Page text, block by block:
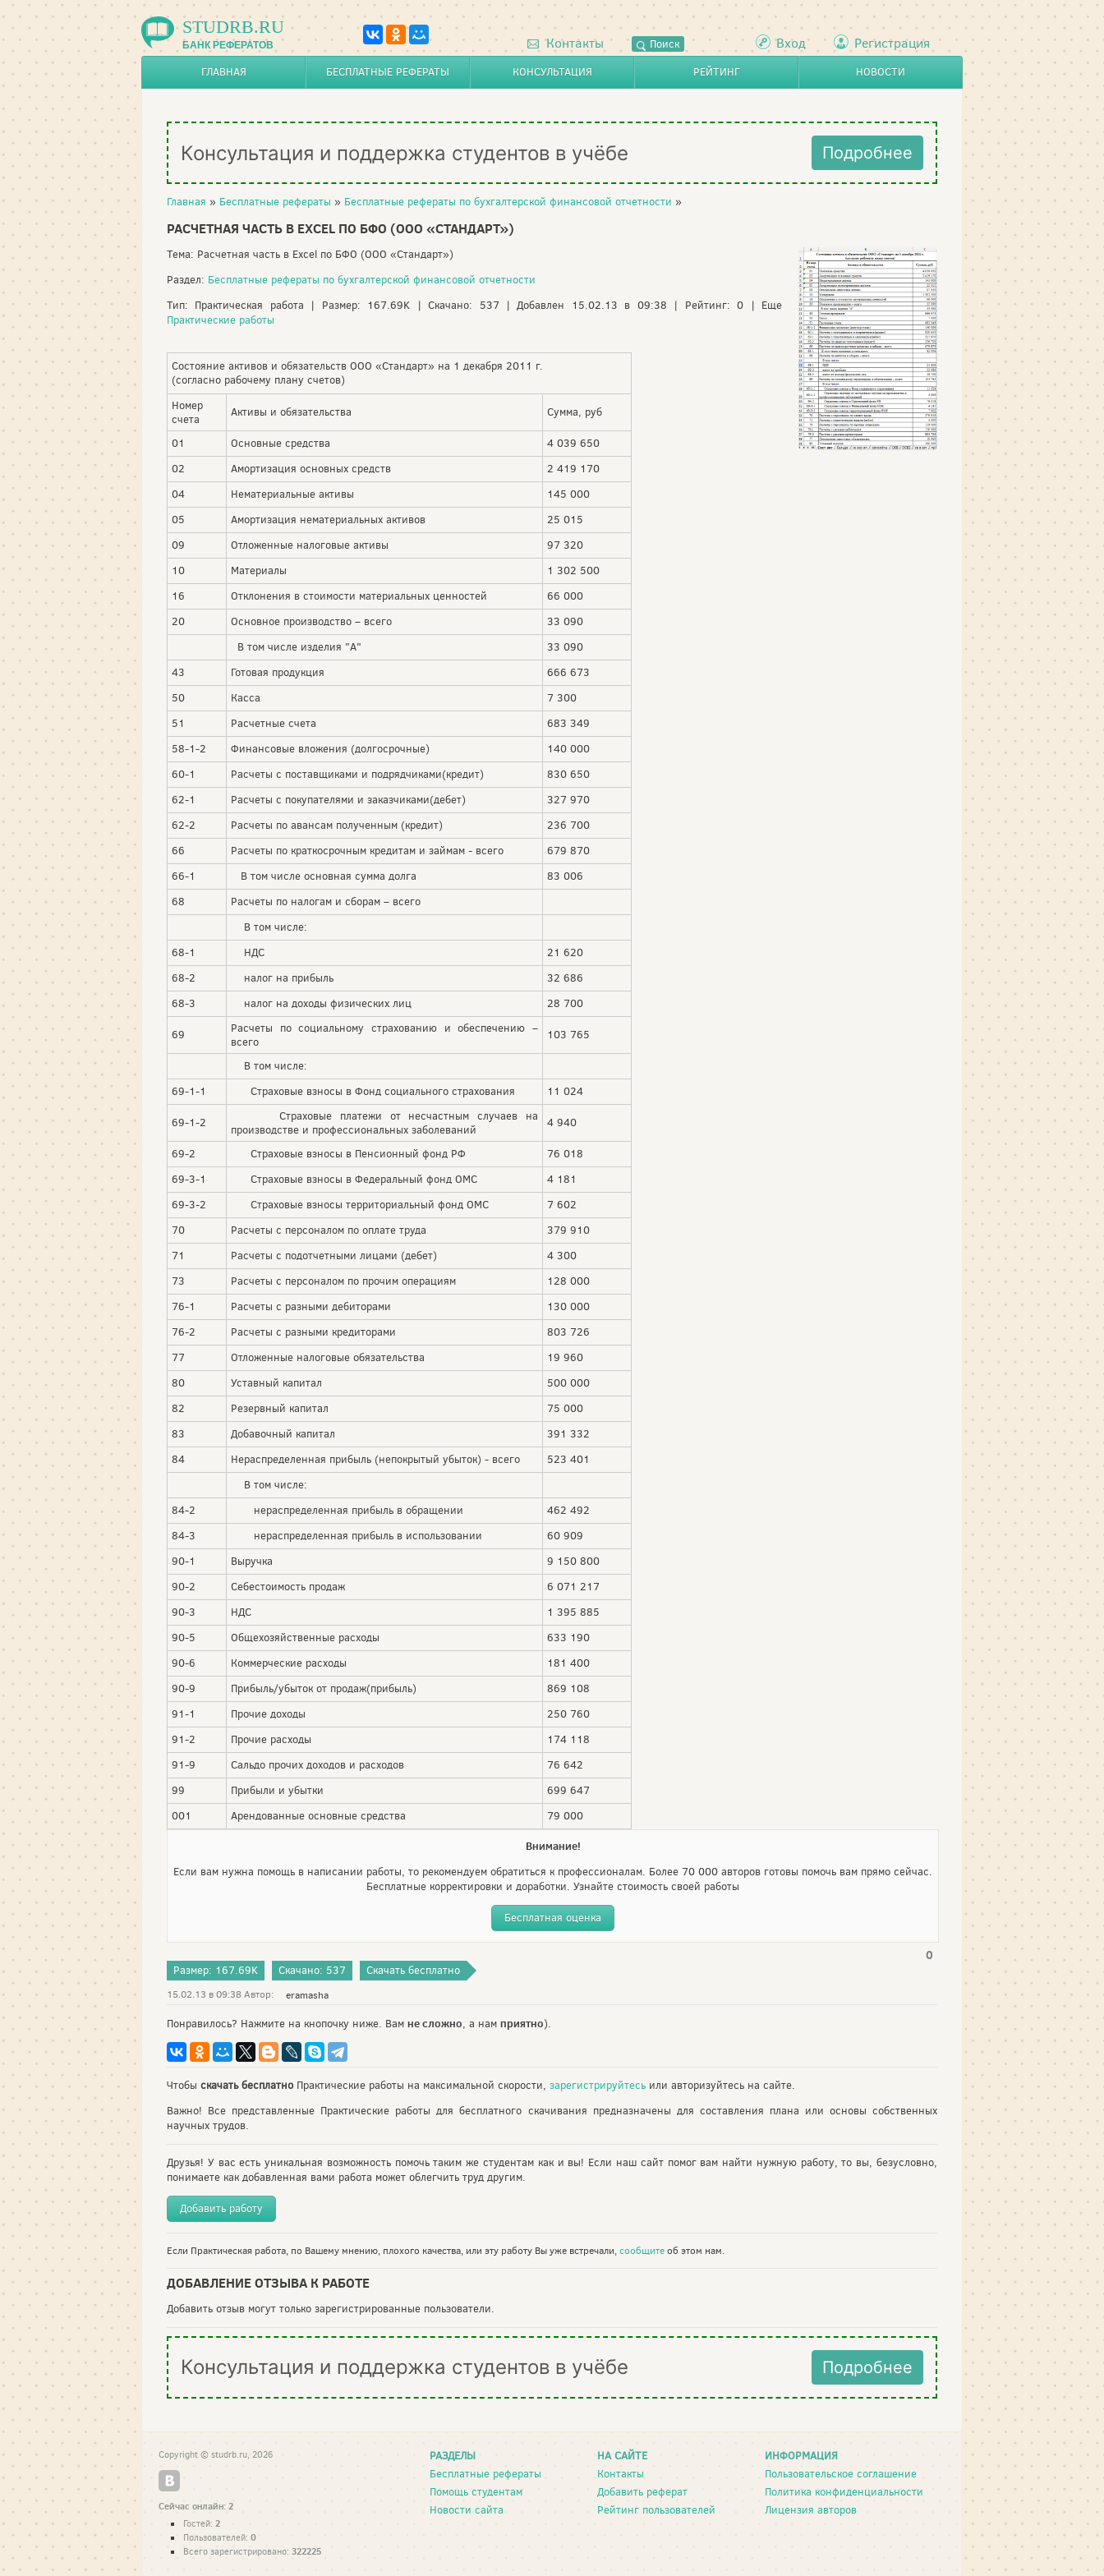
STUDRB.RU
БАНК РЕФЕРАТОВ Контакты Поиск Вход Регистрация
ГЛАВНАЯ БЕСПЛАТНЫЕ РЕФЕРАТЫ КОНСУЛЬТАЦИЯ РЕЙТИНГ НОВОСТИ
Консультация и поддержка студентов в учёбе Подробнее
Главная » Бесплатные рефераты » Бесплатные рефераты по бухгалтерской финансовой отчетности »
РАСЧЕТНАЯ ЧАСТЬ В EXCEL ПО БФО (ООО «СТАНДАРТ»)
Тема: Расчетная часть в Excel по БФО (ООО «Стандарт»)
Раздел: Бесплатные рефераты по бухгалтерской финансовой отчетности
Тип: Практическая работа | Размер: 167.69K | Скачано: 537 | Добавлен 15.02.13 в 09:38 | Рейтинг: 0 | Еще
Практические работы
Состояние активов и обязательств ООО «Стандарт» на 1 декабря 2011 г.
(согласно рабочему плану счетов)
Номер
счета
Активы и обязательства Сумма, руб
01 Основные средства
4 039 650
02
Амортизация основных средств
2 419 170
04
Нематериальные активы
145 000
05
Амортизация нематериальных активов
25 015
09
Отложенные налоговые активы
97 320
10
Материалы
1 302 500
16
Отклонения в стоимости материальных ценностей
66 000
20
Основное производство – всего
33 090
В том числе изделия "А"
33 090
43
Готовая продукция
666 673
50
Касса
7 300
51
Расчетные счета
683 349
58-1-2
Финансовые вложения (долгосрочные)
140 000
60-1
Расчеты с поставщиками и подрядчиками(кредит)
830 650
62-1
Расчеты с покупателями и заказчиками(дебет)
327 970
62-2
Расчеты по авансам полученным (кредит)
236 700
66
Расчеты по краткосрочным кредитам и займам - всего
679 870
66-1
В том числе основная сумма долга
83 006
68
Расчеты по налогам и сборам – всего
В том числе:
68-1
НДС
21 620
68-2
налог на прибыль
32 686
68-3
налог на доходы физических лиц 28 700
69
Расчеты по социальному страхованию и обеспечению –
всего
103 765
В том числе:
69-1-1
Страховые взносы в Фонд социального страхования 11 024
69-1-2
Страховые платежи от несчастным случаев на
производстве и профессиональных заболеваний
4 940
69-2 Страховые взносы в Пенсионный фонд РФ
76 018
69-3-1
Страховые взносы в Федеральный фонд ОМС
4 181
69-3-2
Страховые взносы территориальный фонд ОМС
7 602
70
Расчеты с персоналом по оплате труда
379 910
71
Расчеты с подотчетными лицами (дебет)
4 300
73
Расчеты с персоналом по прочим операциям
128 000
76-1
Расчеты с разными дебиторами
130 000
76-2
Расчеты с разными кредиторами
803 726
77
Отложенные налоговые обязательства
19 960
80
Уставный капитал
500 000
82
Резервный капитал
75 000
83
Добавочный капитал
391 332
84
Нераспределенная прибыль (непокрытый убыток) - всего
523 401
В том числе:
84-2
нераспределенная прибыль в обращении
462 492
84-3
нераспределенная прибыль в использовании
60 909
90-1
Выручка
9 150 800
90-2
Себестоимость продаж
6 071 217
90-3
НДС
1 395 885
90-5
Общехозяйственные расходы
633 190
90-6
Коммерческие расходы
181 400
90-9
Прибыль/убыток от продаж(прибыль)
869 108
91-1
Прочие доходы
250 760
91-2
Прочие расходы
174 118
91-9
Сальдо прочих доходов и расходов
76 642
99
Прибыли и убытки
699 647
001
Арендованные основные средства 79 000
Внимание!
Если вам нужна помощь в написании работы, то рекомендуем обратиться к профессионалам. Более 70 000 авторов готовы помочь вам прямо сейчас.
Бесплатные корректировки и доработки. Узнайте стоимость своей работы
Бесплатная оценка
0
Размер: 167.69K Скачано: 537 Скачать бесплатно
15.02.13 в 09:38 Автор: eramasha
Понравилось? Нажмите на кнопочку ниже. Вам не сложно, а нам приятно).
Чтобы скачать бесплатно Практические работы на максимальной скорости, зарегистрируйтесь или авторизуйтесь на сайте.
Важно! Все представленные Практические работы для бесплатного скачивания предназначены для составления плана или основы собственных
научных трудов.
Друзья! У вас есть уникальная возможность помочь таким же студентам как и вы! Если наш сайт помог вам найти нужную работу, то вы, безусловно,
понимаете как добавленная вами работа может облегчить труд другим.
Добавить работу
Если Практическая работа, по Вашему мнению, плохого качества, или эту работу Вы уже встречали,сообщитеоб этом нам.
ДОБАВЛЕНИЕ ОТЗЫВА К РАБОТЕ
Добавить отзыв могут только зарегистрированные пользователи.
Консультация и поддержка студентов в учёбе Подробнее
РАЗДЕЛЫ
Бесплатные рефераты
Помощь студентам
Новости сайта
НА САЙТЕ
Контакты
Добавить реферат
Рейтинг пользователей
ИНФОРМАЦИЯ
Пользовательское соглашение
Политика конфиденциальности
Лицензия авторов
Copyright © studrb.ru, 2026
Сейчас онлайн: 2
Гостей: 2
Пользователей: 0
Всего зарегистрировано: 322225